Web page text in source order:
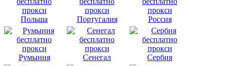
Польша Португалия Россия
Румыния Сенегал Сербия